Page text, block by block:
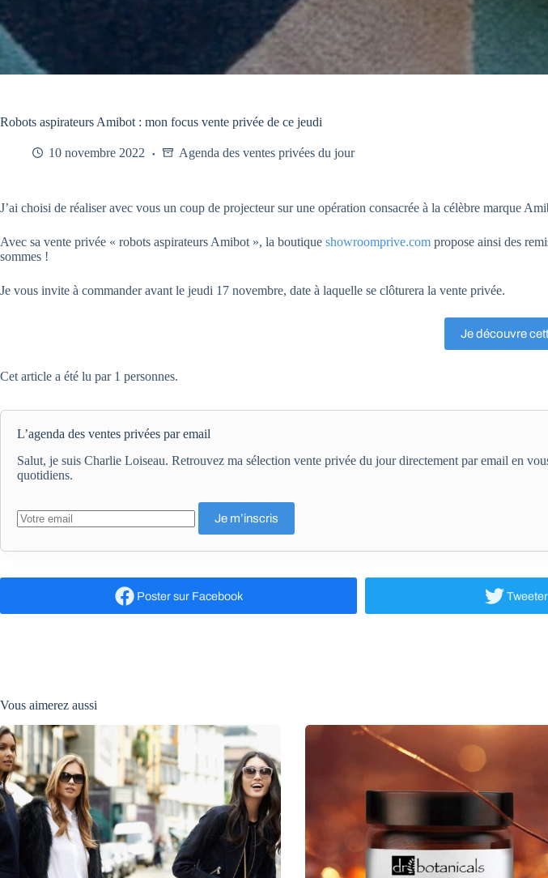
Robots aspirateurs Amibot : mon focus vente privée de ce jeudi
10 novembre 2022 Agenda des ventes privées du jour
J’ai choisi de réaliser avec vous un coup de projecteur sur une opération consacrée à la célèbre marque
Avec sa vente privée « robots aspirateurs Amibot », la boutique showroomprive.com propose ainsi des
sommes !
Je vous invite à commander avant le jeudi 17 novembre, date à laquelle se clôturera la vente privée.
Je découvre
Cet article a été lu par 1 personnes.
L’agenda des ventes privées par email
Salut, je suis Charlie Loiseau. Retrouvez ma sélection vente privée du jour directement par email en
quotidiens.
Postersur Facebook Tweeter
Vous aimerez aussi